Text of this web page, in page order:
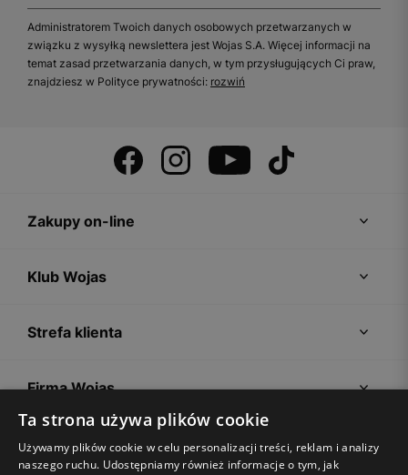
Administratorem Twoich danych osobowych przetwarzanych w
związku z wysyłką newslettera jest Wojas S.A. Więcej informacji na
temat zasad przetwarzania danych, w tym przysługujących Ci praw,
znajdziesz w Polityce prywatności: rozwiń
Zakupy on-line
Klub Wojas
Strefa klienta
Firma Wojas
Porady
Ta strona używa plików cookie
Używamy plików cookie w celu personalizacji treści, reklam i analizy
naszego ruchu. Udostępniamy również informacje o tym, jak